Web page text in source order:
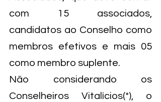
com 15 associados,
candidatos ao Conselho como
membros efetivos e mais 05
como membro suplente.
Não considerando os
Conselheiros Vitalícios(*), o